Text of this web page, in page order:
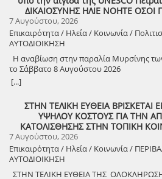
Προοπτικές στην Ηλεία» Oμιλητές: –
Νεότερης Πολιτιστικής Κληρονομιάς
Αθήνας – Γωγώ Κανελλοπούλου,
Σιάκκουλης, Πρόεδρος eco action
χοροί της Ηλείας από το Λύκειο
την πολιτιστική εκδήλωση είναι
εκδήλωσης, σας προσκαλούμε να
ζωντανή παραδοσιακή μουσική από τη
Λύσανδρου Παναγόπουλου, σε μια
συμμετοχής στο γλέντι: 10 ευρώ ανά
ΔΙΚΑΙΟΣΥΝΗΣ ΗΛΙΕ ΝΟΗΤΕ ΟΣΟΙ
7 Αυγούστου, 2026
Επικαιρότητα / Ηλεία / Κοινωνία /
ΑΥΤΟΔΙΟΙΚΗΣΗ
Η αναβίωση στην παραλία Μυρσίνης
το Σάββατο 8 Αυγούστου 2026
[...]
ΣΤΗΝ ΤΕΛΙΚΗ ΕΥΘΕΙΑ
ΥΨΗΛΟΥ ΚΟΣΤΟΥΣ ΓΙΑ ΤΗΝ
ΚΑΤΟΛΙΣΘΗΣΗΣ ΣΤΗΝ ΤΟΠΙΚΗ
7 Αυγούστου, 2026
Επικαιρότητα / Ηλεία / Κοινωνία /
ΑΥΤΟΔΙΟΙΚΗΣΗ
ΣΤΗΝ ΤΕΛΙΚΗ ΕΥΘΕΙΑ ΤΗΣ